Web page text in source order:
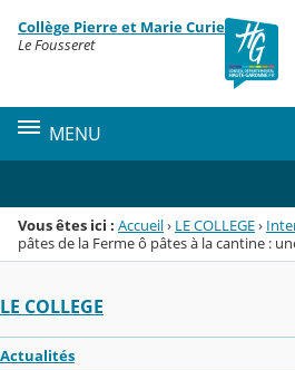
Menu de la rubrique
Contenu
Collège Pierre et Marie Curie
Le Fousseret
MENU
Vous êtes ici : Accueil› LE COLLEGE›
pâtes de la Ferme ô pâtes à la cantine :
LE COLLEGE
Actualités